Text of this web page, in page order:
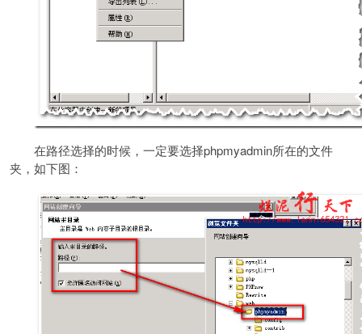
在路径选择的时候，一定要选择phpmyadmin所在的文件
夹，如下图：